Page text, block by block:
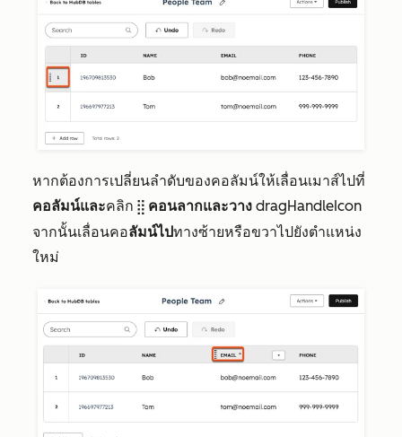
หากต้องการเปลี่ยนลำดับของคอลัมน์ให้เลื่อนเมาส์ไปที่
คอลัมน์และคลิก dragHandleIcon คอนลากและวาง dragHandleIcon
จากนั้นเลื่อนคอลัมน์ไปทางซ้ายหรือขวาไปยังตำแหน่ง
ใหม่